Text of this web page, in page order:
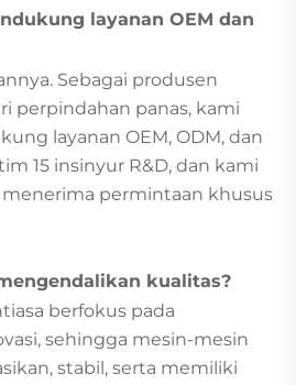
layanan OEM dan
Sebagai produsen
perpindahan panas, kami
layanan OEM, ODM, dan
15 insinyur R&D, dan kami
permintaan khusus
kualitas?
berfokus pada
sehingga mesin-mesin
stabil, serta memiliki